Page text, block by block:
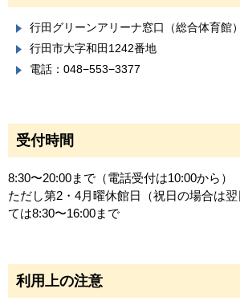
行田グリーンアリーナ窓口（総合体育館）
行田市大字和田1242番地
電話：048−553−3377
受付時間
8:30〜20:00まで（電話受付は10:00から）
ただし第2・4月曜休館日（祝日の場合は
ては8:30〜16:00まで
利用上の注意